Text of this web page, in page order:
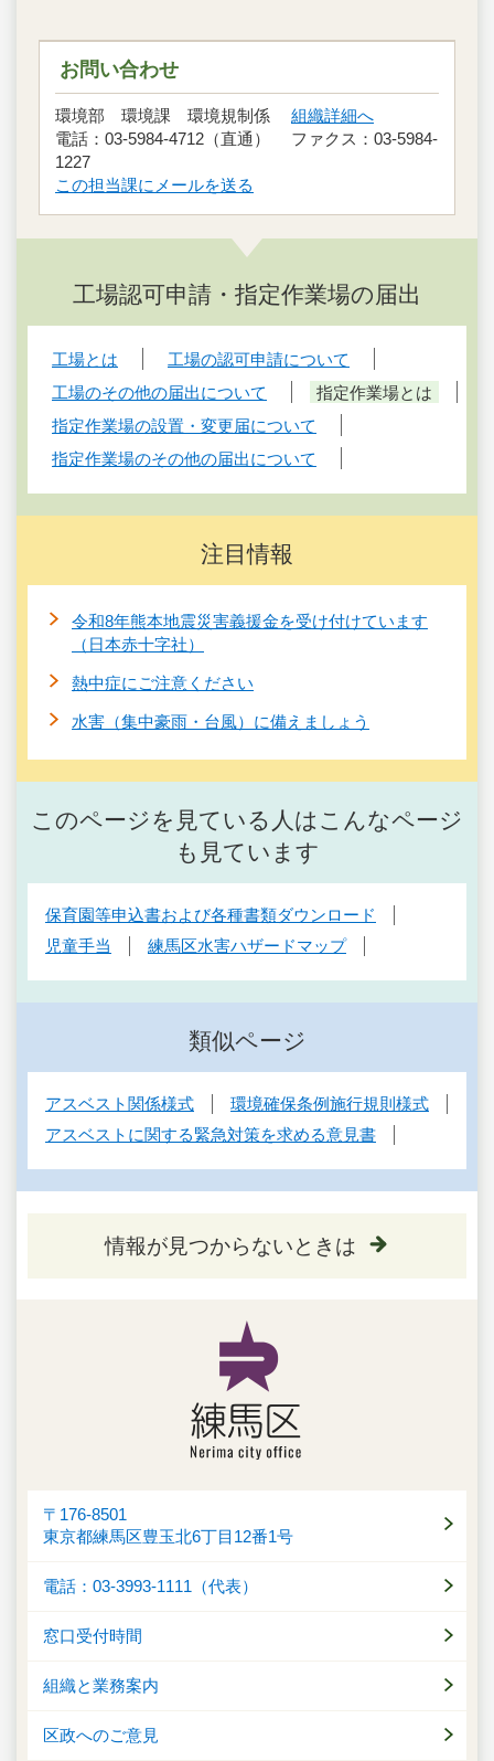
お問い合わせ
環境部 環境課 環境規制係 組織詳細へ
電話：03-5984-4712（直通） ファクス：03-5984-
1227
この担当課にメールを送る
工場認可申請・指定作業場の届出
工場とは
工場の認可申請について
工場のその他の届出について
指定作業場とは
指定作業場の設置・変更届について
指定作業場のその他の届出について
注目情報
令和8年熊本地震災害義援金を受け付けています
（日本赤十字社）
熱中症にご注意ください
水害（集中豪雨・台風）に備えましょう
このページを見ている人はこんなページ
も見ています
保育園等申込書および各種書類ダウンロード
児童手当
練馬区水害ハザードマップ
類似ページ
アスベスト関係様式
環境確保条例施行規則様式
アスベストに関する緊急対策を求める意見書
情報が見つからないときは
〒176-8501
東京都練馬区豊玉北6丁目12番1号
電話：03-3993-1111（代表）
窓口受付時間
組織と業務案内
区政へのご意見